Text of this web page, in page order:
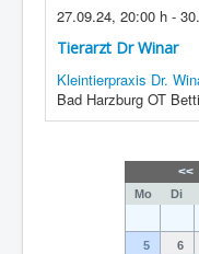
27.09.24, 20:00 h -
Tierarzt Dr Winar
Kleintierpraxis Dr.
Bad Harzburg OT
<<
Mo Di
5 6